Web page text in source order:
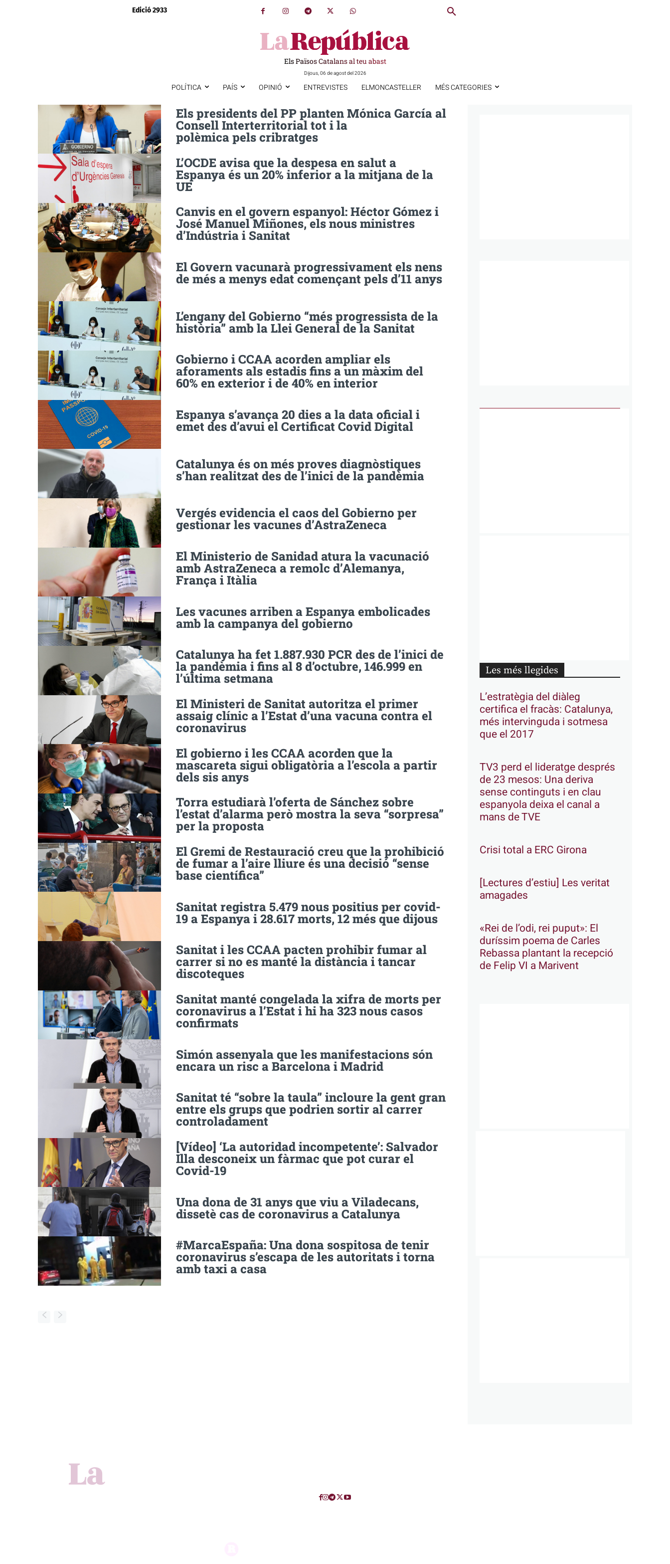
Edició 2933
Els Països Catalans al teu abast
Dijous, 06 de agost del 2026
POLÍTICA PAÍS OPINIÓ ENTREVISTES ELMONCASTELLER MÉS CATEGORIES
Els presidents del PP planten Mónica García al
Consell Interterritorial tot i la
polèmica pels cribratges
L’OCDE avisa que la despesa en salut a
Espanya és un 20% inferior a la mitjana de la
UE
Canvis en el govern espanyol: Héctor Gómez i
José Manuel Miñones, els nous ministres
d’Indústria i Sanitat
El Govern vacunarà progressivament els nens
de més a menys edat començant pels d’11 anys
L’engany del Gobierno “més progressista de la
història” amb la Llei General de la Sanitat
Gobierno i CCAA acorden ampliar els
aforaments als estadis fins a un màxim del
60% en exterior i de 40% en interior
Espanya s’avança 20 dies a la data oficial i
emet des d’avui el Certificat Covid Digital
Catalunya és on més proves diagnòstiques
s’han realitzat des de l’inici de la pandèmia
Vergés evidencia el caos del Gobierno per
gestionar les vacunes d’AstraZeneca
El Ministerio de Sanidad atura la vacunació
amb AstraZeneca a remolc d’Alemanya,
França i Itàlia
Les vacunes arriben a Espanya embolicades
amb la campanya del gobierno
Catalunya ha fet 1.887.930 PCR des de l’inici de
la pandèmia i fins al 8 d’octubre, 146.999 en
l’última setmana
El Ministeri de Sanitat autoritza el primer
assaig clínic a l’Estat d’una vacuna contra el
coronavirus
El gobierno i les CCAA acorden que la
mascareta sigui obligatòria a l’escola a partir
dels sis anys
Torra estudiarà l’oferta de Sánchez sobre
l’estat d’alarma però mostra la seva “sorpresa”
per la proposta
El Gremi de Restauració creu que la prohibició
de fumar a l’aire lliure és una decisió “sense
base científica”
Sanitat registra 5.479 nous positius per covid-
19 a Espanya i 28.617 morts, 12 més que dijous
Sanitat i les CCAA pacten prohibir fumar al
carrer si no es manté la distància i tancar
discoteques
Sanitat manté congelada la xifra de morts per
coronavirus a l’Estat i hi ha 323 nous casos
confirmats
Simón assenyala que les manifestacions són
encara un risc a Barcelona i Madrid
Sanitat té “sobre la taula” incloure la gent gran
entre els grups que podrien sortir al carrer
controladament
[Vídeo] ‘La autoridad incompetente’: Salvador
Illa desconeix un fàrmac que pot curar el
Covid-19
Una dona de 31 anys que viu a Viladecans,
dissetè cas de coronavirus a Catalunya
#MarcaEspaña: Una dona sospitosa de tenir
coronavirus s’escapa de les autoritats i torna
amb taxi a casa
Les més llegides
L’estratègia del diàleg
certifica el fracàs: Catalunya,
més intervinguda i sotmesa
que el 2017
TV3 perd el lideratge després
de 23 mesos: Una deriva
sense continguts i en clau
espanyola deixa el canal a
mans de TVE
Crisi total a ERC Girona
[Lectures d’estiu] Les veritat
amagades
«Rei de l’odi, rei puput»: El
duríssim poema de Carles
Rebassa plantant la recepció
de Felip VI a Marivent